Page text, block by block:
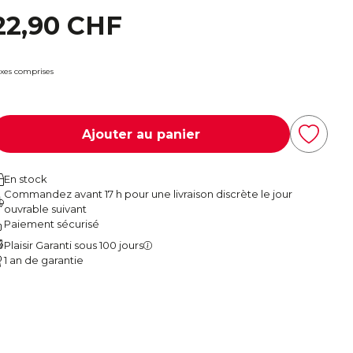
CHF
comprises
Ajouter au panier
En stock
Commandez avant 17 h pour une livraison discrète le jour
ouvrable suivant
Paiement sécurisé
Plaisir Garanti sous 100 jours
1 an de garantie